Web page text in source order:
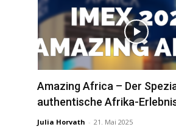
Amazing Africa – Der
authentische Afrika-
Julia Horvath - 21. Mai 2025